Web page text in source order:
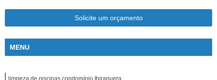
Solicite um orçamento
MENU
limpeza de piscinas condomínio Ibirapuera